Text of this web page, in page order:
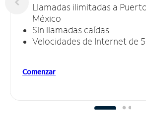
Llamadas ilimitadas a
México
Sin llamadas caídas
Velocidades de Internet de
Comenzar